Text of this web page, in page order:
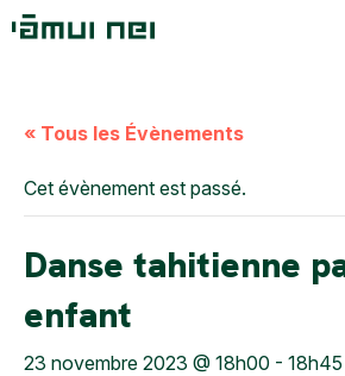
« Tous les Évènements
Cet évènement est passé.
Danse tahitienne
enfant
23 novembre 2023 @ 18h00 - 18h45